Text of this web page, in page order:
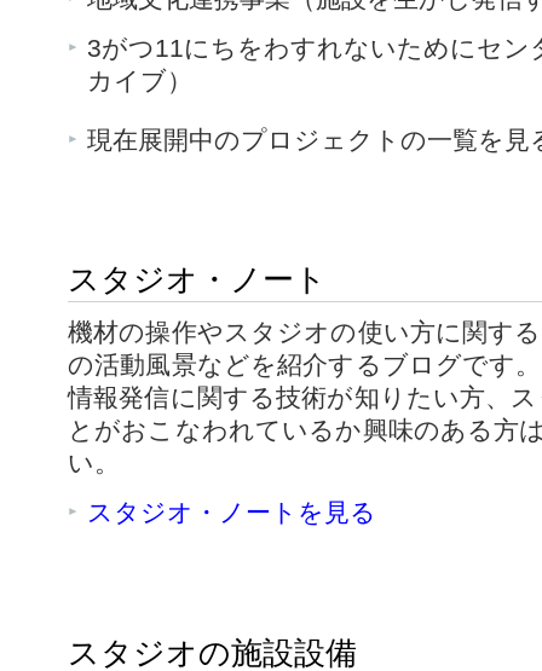
3がつ11にちをわすれないためにセン
カイブ）
現在展開中のプロジェクトの一覧を
スタジオ・ノート
機材の操作やスタジオの使い方に関す
の活動風景などを紹介するブログです
情報発信に関する技術が知りたい方、
とがおこなわれているか興味のある方
い。
スタジオ・ノートを見る
スタジオの施設設備